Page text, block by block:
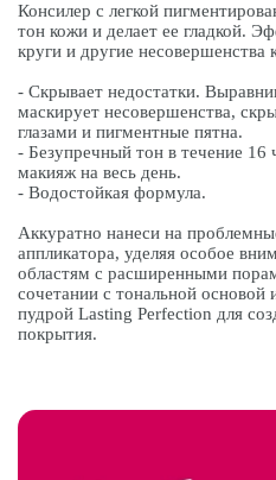
Консилер с легкой
тон кожи и делает ее гладкой.
круги и другие несовершенства
- Скрывает недостатки.
маскирует несовершенства,
глазами и пигментные пятна.
- Безупречный тон в течение 16
макияж на весь день.
- Водостойкая формула.
Аккуратно нанеси на
аппликатора, уделяя особое
областям с расширенными
сочетании с тональной основой
пудрой Lasting Perfection для
покрытия.